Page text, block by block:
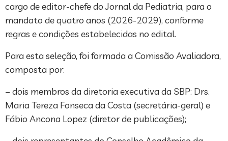
cargo de editor-chefe do Jornal da Pediatria, para o
mandato de quatro anos (2026-2029), conforme
regras e condições estabelecidas no edital.
Para esta seleção, foi formada a Comissão Avaliadora,
composta por:
– dois membros da diretoria executiva da SBP: Drs.
Maria Tereza Fonseca da Costa (secretária-geral) e
Fábio Ancona Lopez (diretor de publicações);